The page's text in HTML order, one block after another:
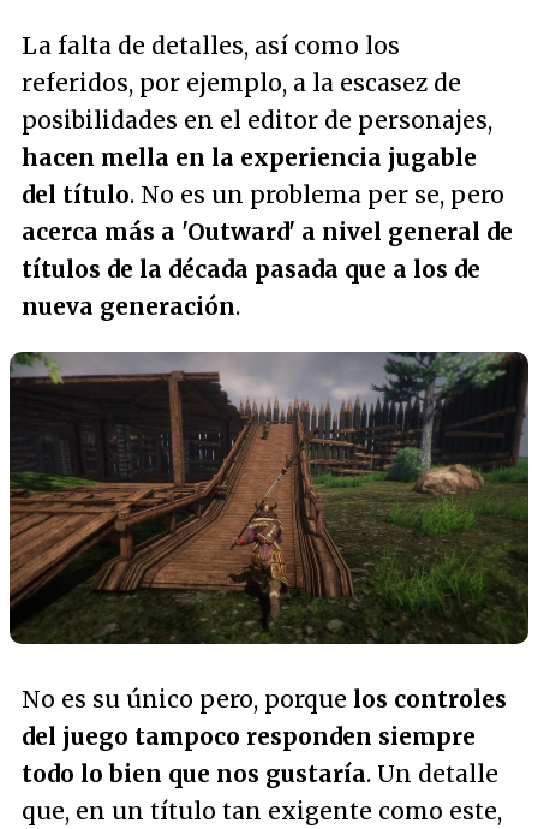
La falta de detalles, así como los
referidos, por ejemplo, a la escasez de
posibilidades en el editor de personajes,
hacen mella en la experiencia jugable
del título. No es un problema per se, pero
acerca más a 'Outward' a nivel general de
títulos de la década pasada que a los de
nueva generación.
No es su único pero, porque los controles
del juego tampoco responden siempre
todo lo bien que nos gustaría. Un detalle
que, en un título tan exigente como este,